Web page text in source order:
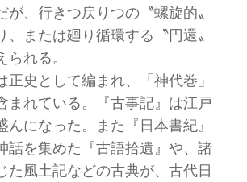
が、行きつ戻りつの〝螺旋的〟
、または廻り循環する〝円還〟
れる。
正史として編まれ、「神代巻」
まれている。『古事記』は江戸
んになった。また『日本書紀』
話を集めた『古語拾遺』や、諸
た風土記などの古典が、古代日